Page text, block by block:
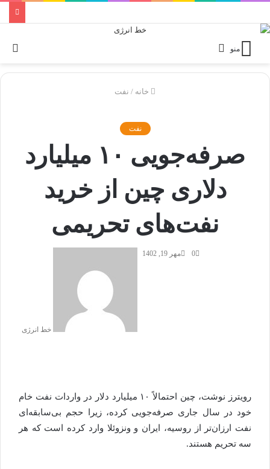
منو
خانه / نفت
نفت
صرفه‌جویی ۱۰ میلیارد
دلاری چین از خرید
نفت‌های تحریمی
خط انرژی
مهر 19, 1402 0
رویترز نوشت، چین احتمالاً ۱۰ میلیارد دلار در واردات نفت خام
خود در سال جاری صرفه‌جویی کرده، زیرا حجم بی‌سابقه‌ای
نفت ارزان‌تر از روسیه، ایران و ونزوئلا وارد کرده است که هر
سه تحریم هستند.